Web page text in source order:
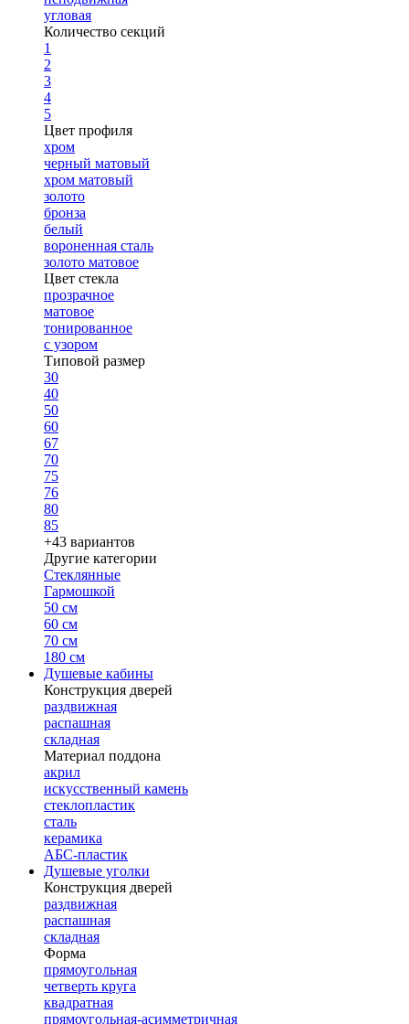
угловая
Количество секций
1
2
3
4
5
Цвет профиля
хром
черный матовый
хром матовый
золото
бронза
белый
вороненная сталь
золото матовое
Цвет стекла
прозрачное
матовое
тонированное
с узором
Типовой размер
30
40
50
60
67
70
75
76
80
85
+43 вариантов
Другие категории
Стеклянные
Гармошкой
50 см
60 см
70 см
180 см
Душевые кабины
Конструкция дверей
раздвижная
распашная
складная
Материал поддона
акрил
искусственный камень
стеклопластик
сталь
керамика
АБС-пластик
Душевые уголки
Конструкция дверей
раздвижная
распашная
складная
Форма
прямоугольная
четверть круга
квадратная
прямоугольная-асимметричная